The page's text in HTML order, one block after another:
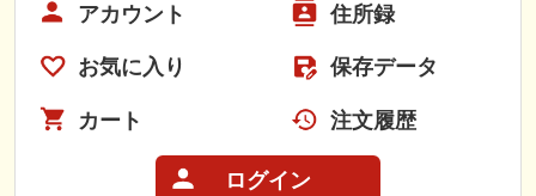
アカウント 住所録
お気に入り 保存データ
カート 注文履歴
ログイン